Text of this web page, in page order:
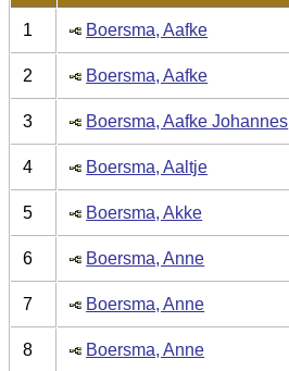
1 Boersma, Aafke
2 Boersma, Aafke
3 Boersma, Aafke Johannes
4 Boersma, Aaltje
5 Boersma, Akke
6 Boersma, Anne
7 Boersma, Anne
8 Boersma, Anne